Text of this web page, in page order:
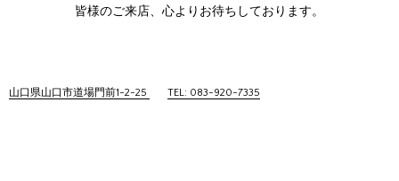
皆様のご来店、心よりお待ちしております。
山口県山口市道場門前1-2-25 TEL: 083-920-7335